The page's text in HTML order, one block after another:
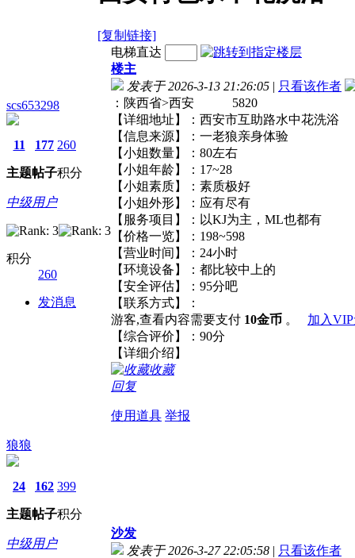
[复制链接]
scs653298
11
主题
177
帖子
260
积分
中级用户
积分
260
发消息
电梯直达
楼主
发表于 2026-3-13 21:26:05 | 只看该作者
：陕西省>西安 5820
【详细地址】：西安市互助路水中花
【信息来源】：一老狼亲身体验
【小姐数量】：80左右
【小姐年龄】：17~28
【小姐素质】：素质极好
【小姐外形】：应有尽有
【服务项目】：以KJ为主，ML也都
【价格一览】：198~598
【营业时间】：24小时
【环境设备】：都比较中上的
【安全评估】：95分吧
【联系方式】：
游客,查看内容需要支付 10金币 。 加入
【综合评价】：90分
【详细介绍】
收藏
回复
使用道具 举报
狼狼
24
主题
162
帖子
399
积分
中级用户
沙发
发表于 2026-3-27 22:05:58 | 只看该作者